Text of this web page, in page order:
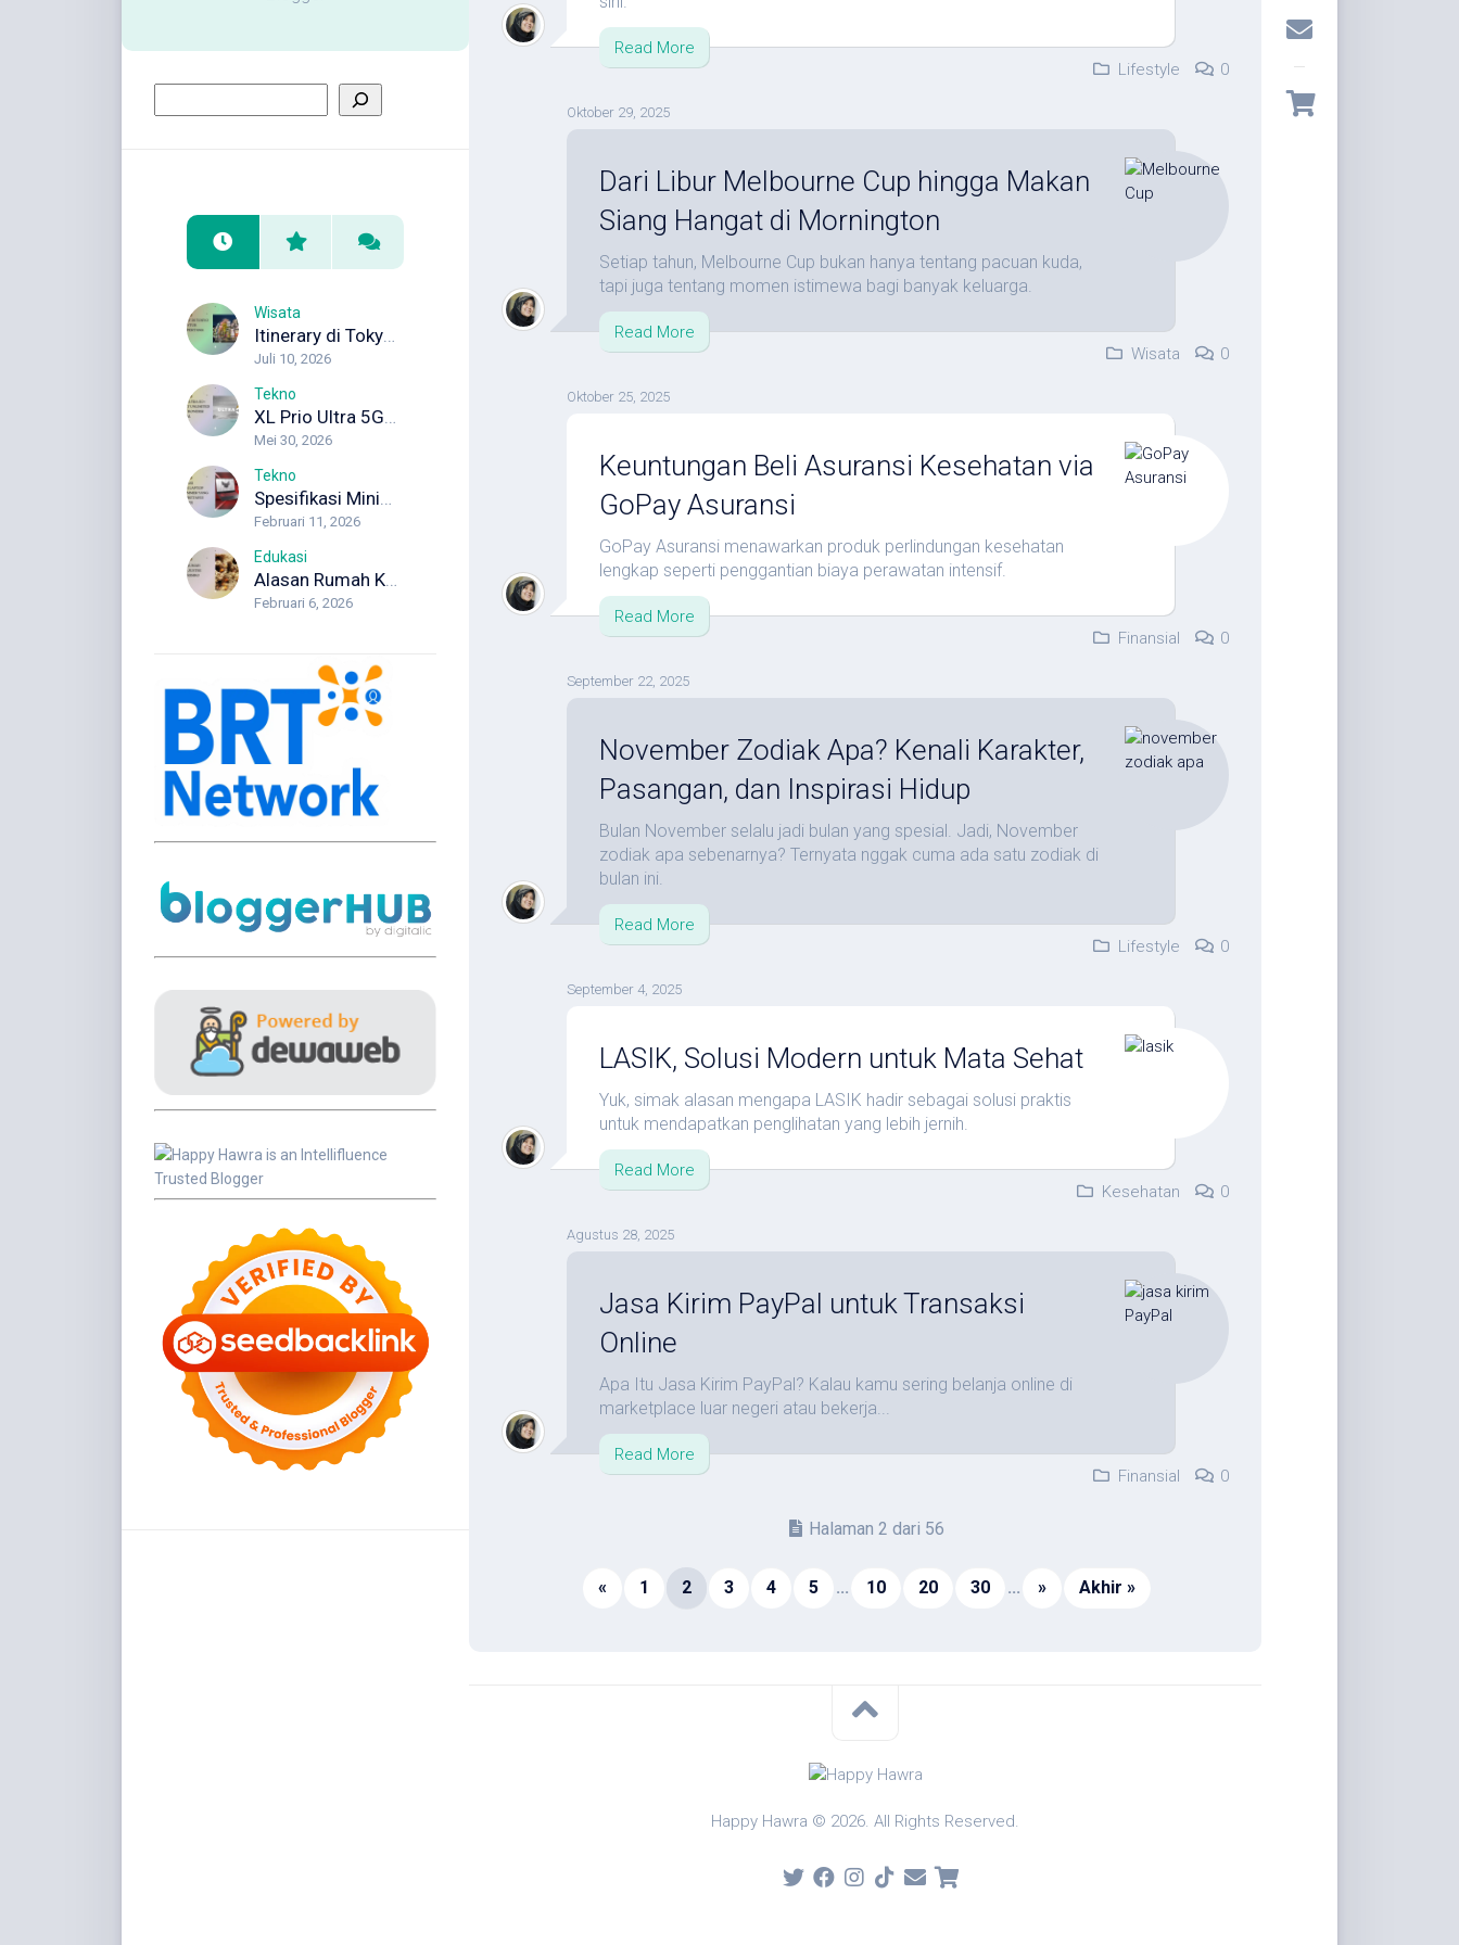
Wisata
Itinerary di Tokyo 5 Hari untuk Wisata Pertama Kali
Juli 10, 2026
Tekno
XL Prio Ultra 5G+: Internet Unlimited dengan Koneksi Maksimal
Mei 30, 2026
Tekno
Spesifikasi Minimum Laptop Programmer yang Wajib Diketahui Developer
Februari 11, 2026
Edukasi
Alasan Rumah Kosong Justru Lebih Berisiko Rayap
Februari 6, 2026
Read More
Lifestyle
0
Oktober 29, 2025
Dari Libur Melbourne Cup hingga Makan
Siang Hangat di Mornington
Setiap tahun, Melbourne Cup bukan hanya tentang pacuan kuda,
tapi juga tentang momen istimewa bagi banyak keluarga.
Read More
Wisata
0
Oktober 25, 2025
Keuntungan Beli Asuransi Kesehatan via
GoPay Asuransi
GoPay Asuransi menawarkan produk perlindungan kesehatan
lengkap seperti penggantian biaya perawatan intensif.
Read More
Finansial
0
September 22, 2025
November Zodiak Apa? Kenali Karakter,
Pasangan, dan Inspirasi Hidup
Bulan November selalu jadi bulan yang spesial. Jadi, November
zodiak apa sebenarnya? Ternyata nggak cuma ada satu zodiak di
bulan ini.
Read More
Lifestyle
0
September 4, 2025
LASIK, Solusi Modern untuk Mata Sehat
Yuk, simak alasan mengapa LASIK hadir sebagai solusi praktis
untuk mendapatkan penglihatan yang lebih jernih.
Read More
Kesehatan
0
Agustus 28, 2025
Jasa Kirim PayPal untuk Transaksi
Online
Apa Itu Jasa Kirim PayPal? Kalau kamu sering belanja online di
marketplace luar negeri atau bekerja...
Read More
Finansial
0
Halaman 2 dari 56
« 1 2 3 4 5 ... 10 20 30 ... » Akhir »
Happy Hawra © 2026. All Rights Reserved.